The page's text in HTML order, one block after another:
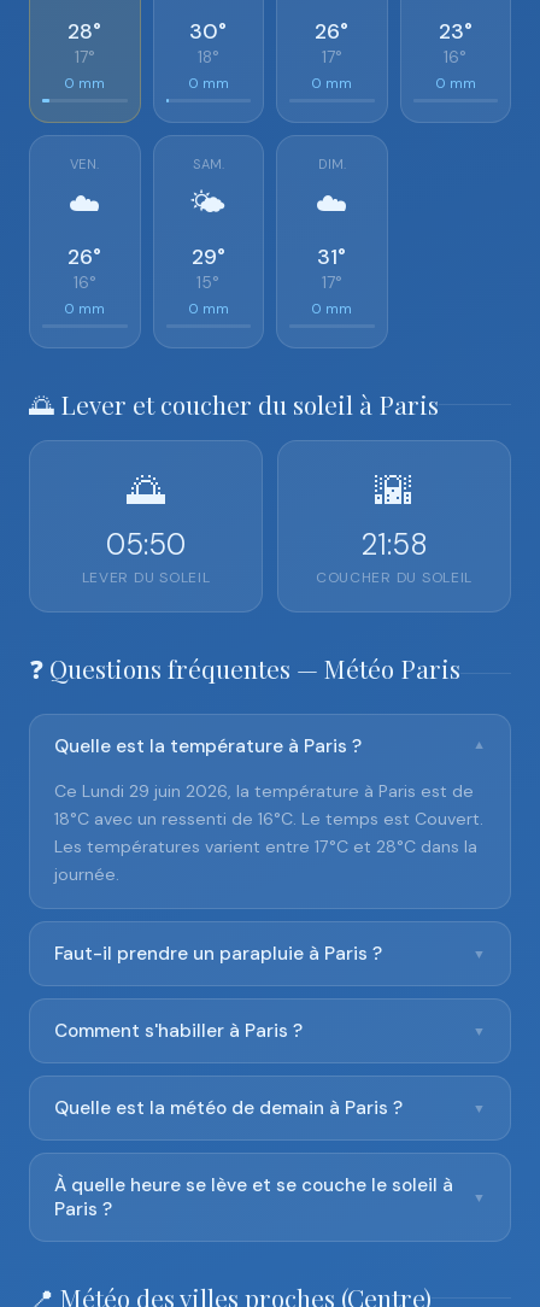
28°
17°
0 mm
30°
18°
0 mm
26°
17°
0 mm
23°
16°
0 mm
VEN.
☁️
26°
16°
0 mm
SAM.
🌤️
29°
15°
0 mm
DIM.
☁️
31°
17°
0 mm
🌅 Lever et coucher du soleil à Paris
🌅
05:50
LEVER DU SOLEIL
🌇
21:58
COUCHER DU SOLEIL
❓ Questions fréquentes — Météo Paris
Quelle est la température à Paris ? ▼
Ce Lundi 29 juin 2026, la température à Paris est de
18°C avec un ressenti de 16°C. Le temps est Couvert.
Les températures varient entre 17°C et 28°C dans la
journée.
Faut-il prendre un parapluie à Paris ? ▼
Comment s'habiller à Paris ? ▼
Quelle est la météo de demain à Paris ? ▼
À quelle heure se lève et se couche le soleil à
Paris ?
▼
📍 Météo des villes proches (Centre)